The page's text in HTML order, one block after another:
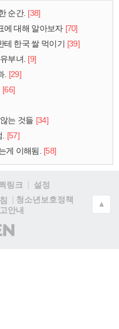
순간. [38]
에 대해 알아보자 [70]
테 한국 쌀 먹이기 [39]
부녀. [9]
. [29]
[66]
는 것들 [34]
[57]
게 이해됨. [58]
링크
설정
청소년보호정책
안내
▲